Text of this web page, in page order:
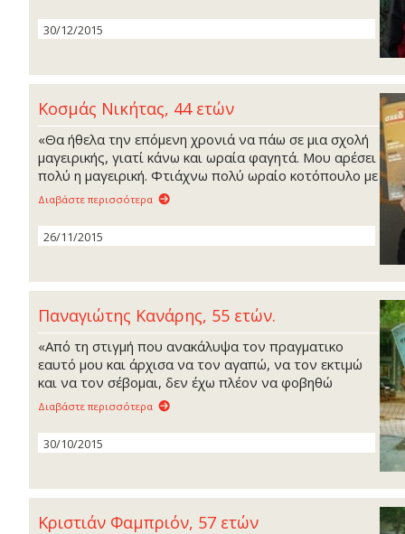
30/12/2015
Κοσμάς Νικήτας, 44 ετών
«Θα ήθελα την επόμενη χρονιά να πάω σε μια σχολή
μαγειρικής, γιατί κάνω και ωραία φαγητά. Μου αρέσει
πολύ η μαγειρική. Φτιάχνω πολύ ωραίο κοτόπουλο με
πατάτες και φακές».
Διαβάστε περισσότερα
26/11/2015
Παναγιώτης Κανάρης, 55 ετών.
«Από τη στιγμή που ανακάλυψα τον πραγματικο
εαυτό μου και άρχισα να τον αγαπώ, να τον εκτιμώ
και να τον σέβομαι, δεν έχω πλέον να φοβηθώ
τίποτα»
Διαβάστε περισσότερα
30/10/2015
Κριστιάν Φαμπριόν, 57 ετών